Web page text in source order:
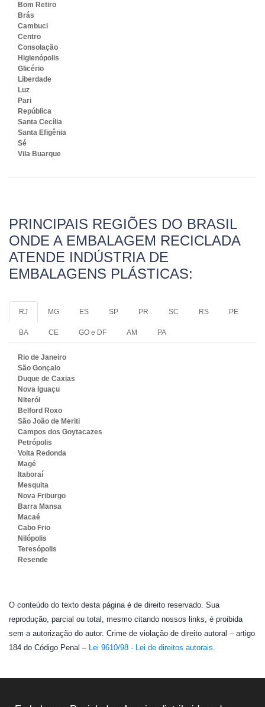
Bom Retiro
Brás
Cambuci
Centro
Consolação
Higienópolis
Glicério
Liberdade
Luz
Pari
República
Santa Cecília
Santa Efigênia
Sé
Vila Buarque
PRINCIPAIS REGIÕES DO BRASIL
ONDE A EMBALAGEM RECICLADA
ATENDE INDÚSTRIA DE
EMBALAGENS PLÁSTICAS:
RJ MG ES SP PR SC RS PE
BA CE GO e DF AM PA
Rio de Janeiro
São Gonçalo
Duque de Caxias
Nova Iguaçu
Niterói
Belford Roxo
São João de Meriti
Campos dos Goytacazes
Petrópolis
Volta Redonda
Magé
Itaboraí
Mesquita
Nova Friburgo
Barra Mansa
Macaé
Cabo Frio
Nilópolis
Teresópolis
Resende
O conteúdo do texto desta página é de direito reservado. Sua
reprodução, parcial ou total, mesmo citando nossos links, é proibida
sem a autorização do autor. Crime de violação de direito autoral – artigo
184 do Código Penal – Lei 9610/98 - Lei de direitos autorais.